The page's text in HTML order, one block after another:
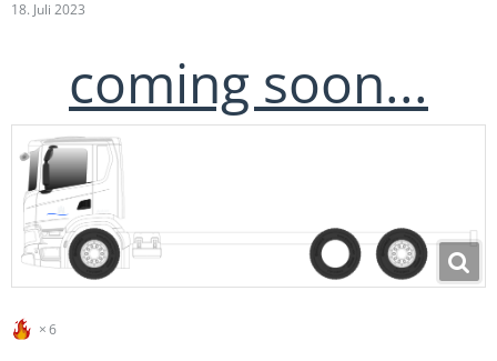
18. Juli 2023
coming soon...
6